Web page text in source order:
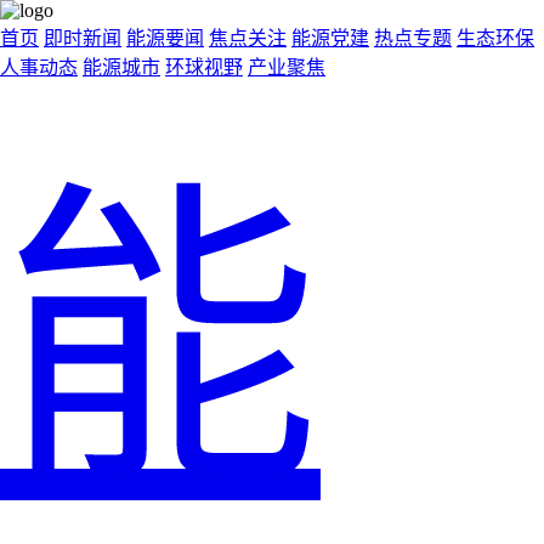
首页 即时新闻 能源要闻 焦点关注 能源党建 热点专题 生态环保
人事动态 能源城市 环球视野 产业聚焦
能